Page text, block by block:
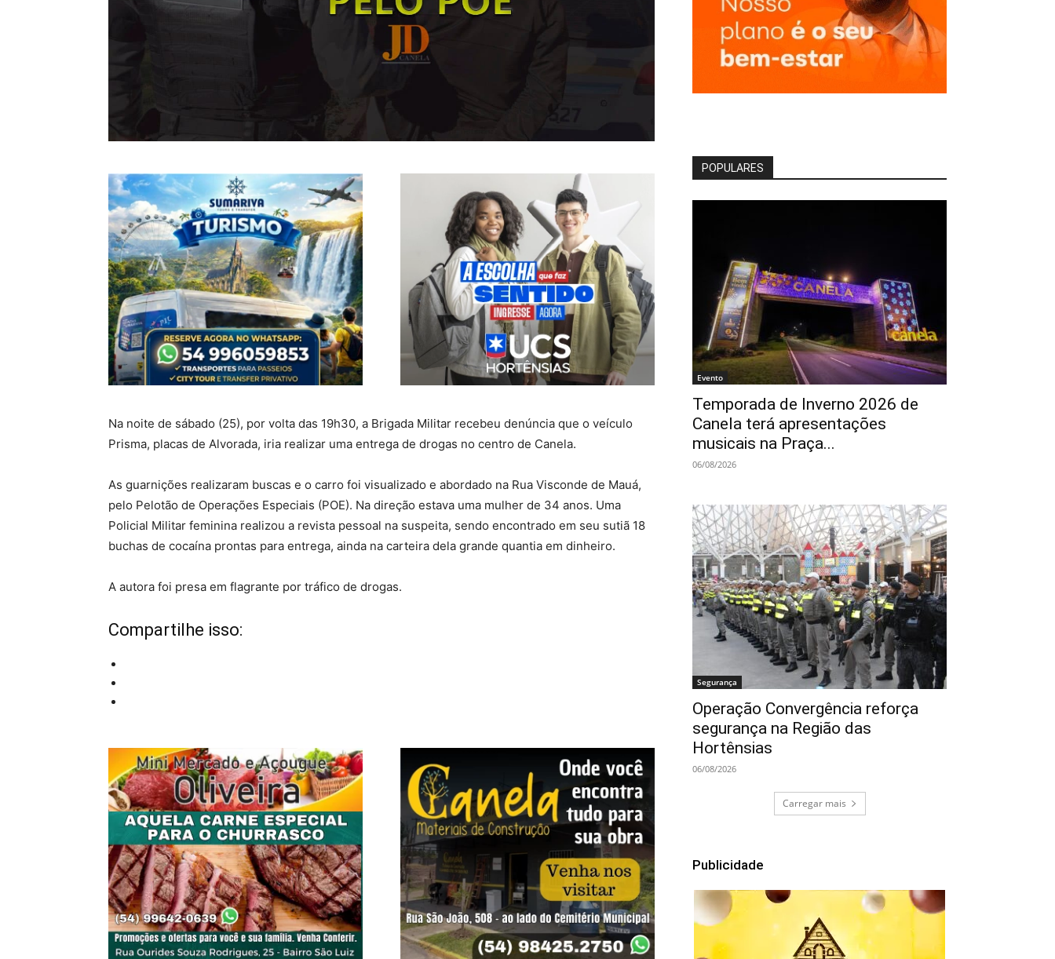
Na noite de sábado (25), por volta das 19h30, a Brigada Militar recebeu denúncia que o veículo
Prisma, placas de Alvorada, iria realizar uma entrega de drogas no centro de Canela.
As guarnições realizaram buscas e o carro foi visualizado e abordado na Rua Visconde de Mauá,
pelo Pelotão de Operações Especiais (POE). Na direção estava uma mulher de 34 anos. Uma
Policial Militar feminina realizou a revista pessoal na suspeita, sendo encontrado em seu sutiã 18
buchas de cocaína prontas para entrega, ainda na carteira dela grande quantia em dinheiro.
A autora foi presa em flagrante por tráfico de drogas.
Compartilhe isso:
POPULARES
Evento
Temporada de Inverno 2026 de
Canela terá apresentações
musicais na Praça...
06/08/2026
Segurança
Operação Convergência reforça
segurança na Região das
Hortênsias
06/08/2026
Carregar mais
Publicidade